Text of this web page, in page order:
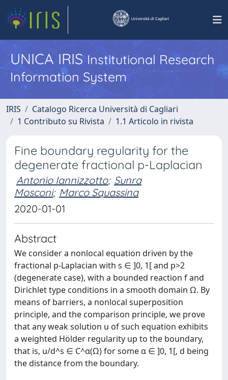
UNICA IRISInstitutional Research
Information System
IRIS
Catalogo Ricerca Università di Cagliari
1 Contributo su Rivista
1.1 Articolo in rivista
Fine boundary regularity for the
degenerate fractional p-Laplacian
Antonio Iannizzotto; Sunra
Mosconi; Marco Squassina
2020-01-01
Abstract
We consider a nonlocal equation driven by the
fractional p-Laplacian with s ∈ ]0, 1[ and p>2
(degenerate case), with a bounded reaction f and
Dirichlet type conditions in a smooth domain Ω. By
means of barriers, a nonlocal superposition
principle, and the comparison principle, we prove
that any weak solution u of such equation exhibits
a weighted Hölder regularity up to the boundary,
that is, u/d^s ∈ C^α(Ω) for some α ∈ ]0, 1[, d being
the distance from the boundary.